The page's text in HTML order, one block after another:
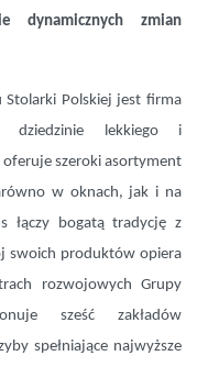
dynamicznych zmian
Stolarki Polskiej jest firma
dziedzinie lekkiego i
szeroki asortyment
w oknach, jak i na
łączy bogatą tradycję z
swoich produktów opiera
rozwojowych Grupy
sześć zakładów
spełniające najwyższe